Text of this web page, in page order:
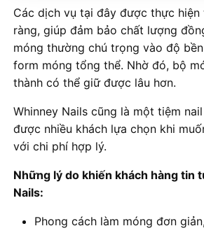
Các dịch vụ tại đây được thực
ràng, giúp đảm bảo chất lượng
móng thường chú trọng vào độ
form móng tổng thể. Nhờ đó, bộ
thành có thể giữ được lâu hơn.
Whinney Nails cũng là một tiệm
được nhiều khách lựa chọn khi
với chi phí hợp lý.
Những lý do khiến khách hàng tin
Nails:
Phong cách làm móng đơn